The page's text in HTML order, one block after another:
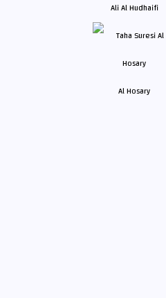
Ali Al Hudhaifi
Al Hosary